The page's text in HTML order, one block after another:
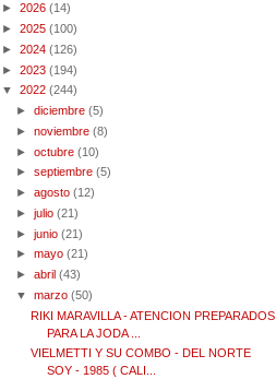
► 2026 (14)
► 2025 (100)
► 2024 (126)
► 2023 (194)
▼ 2022 (244)
►diciembre (5)
►noviembre (8)
►octubre (10)
►septiembre (5)
►agosto (12)
►julio (21)
►junio (21)
►mayo (21)
►abril (43)
▼marzo (50)
RIKI MARAVILLA - ATENCION PREPARADOS
PARA LA JODA ...
VIELMETTI Y SU COMBO - DEL NORTE
SOY - 1985 ( CALI...